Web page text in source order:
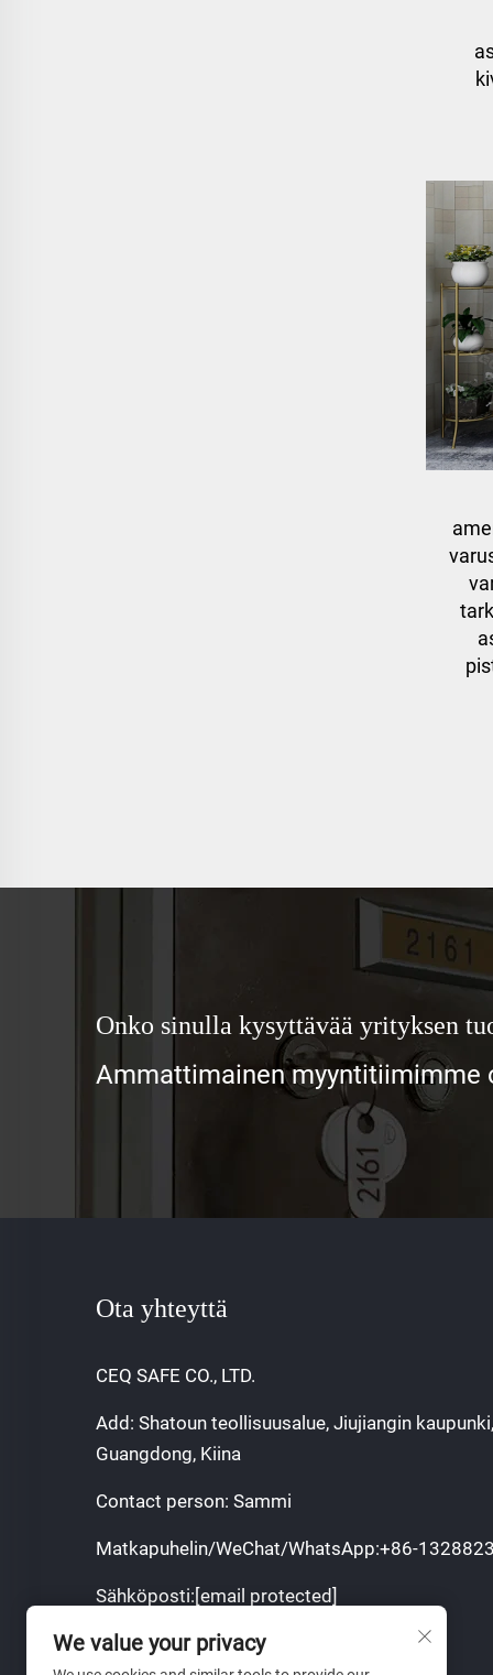
Onko sinulla kysyttävää yrityksen
Ammattimainen myyntitiimimme
Ota yhteyttä
CEQ SAFE CO., LTD.
Add: Shatoun teollisuusalue, Jiujiangin
Guangdong, Kiina
Contact person: Sammi
Matkapuhelin/WeChat/WhatsApp:+86-
Sähköposti:[email protected]
Tekijänoikeus © 2025 CEQ SAFE CO.,LTD.
We value your privacy